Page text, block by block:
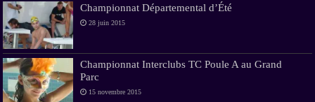
Championnat Départemental d’Été
28 juin 2015
Championnat Interclubs TC Poule A au Grand
Parc
15 novembre 2015